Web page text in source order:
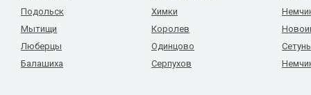
Подольск
Мытищи
Люберцы
Балашиха
Химки
Королев
Одинцово
Серпухов